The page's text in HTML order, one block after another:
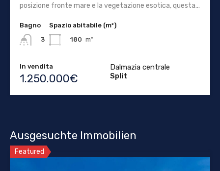
posizione fronte mare e la vegetazione esotica, questa...
Bagno
3
Spazio abitabile (m²)
180 m²
In vendita
1.250.000€
Dalmazia centrale
Split
Ausgesuchte Immobilien
Featured